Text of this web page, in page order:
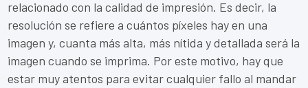
relacionado con la calidad de impresión. Es decir, la
resolución se refiere a cuántos píxeles hay en una
imagen y, cuanta más alta, más nítida y detallada será la
imagen cuando se imprima. Por este motivo, hay que
estar muy atentos para evitar cualquier fallo al mandar